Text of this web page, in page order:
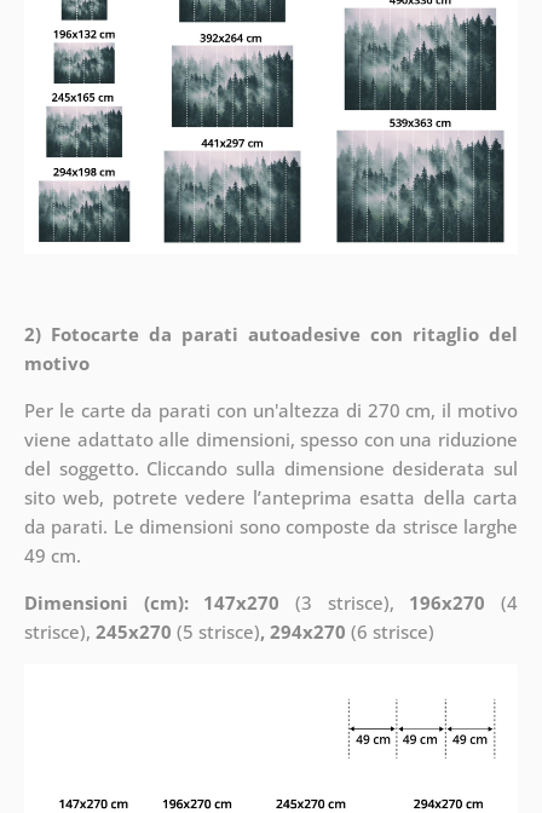
2) Fotocarte da parati autoadesive con ritaglio del
motivo
Per le carte da parati con un'altezza di 270 cm, il motivo
viene adattato alle dimensioni, spesso con una riduzione
del soggetto. Cliccando sulla dimensione desiderata sul
sito web, potrete vedere l’anteprima esatta della carta
da parati. Le dimensioni sono composte da strisce larghe
49 cm.
Dimensioni (cm): 147x270 (3 strisce), 196x270 (4
strisce), 245x270 (5 strisce), 294x270 (6 strisce)